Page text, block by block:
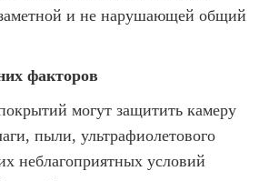
заметной и не нарушающей общий
факторов
могут защитить камеру
пыли, ультрафиолетового
неблагоприятных условий